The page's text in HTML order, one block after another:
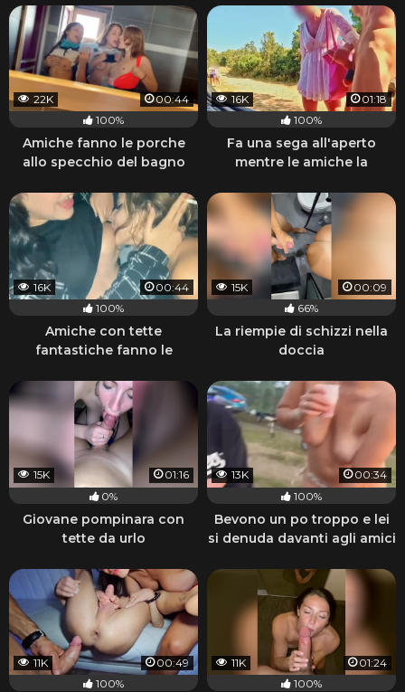
22K
00:44
100%
Amiche fanno le porche
allo specchio del bagno
16K
01:18
100%
Fa una sega all'aperto
mentre le amiche la
16K
00:44
100%
Amiche con tette
fantastiche fanno le
15K
00:09
66%
La riempie di schizzi nella
doccia
15K
01:16
0%
Giovane pompinara con
tette da urlo
13K
00:34
100%
Bevono un po troppo e lei
si denuda davanti agli amici
11K
00:49
100%
11K
01:24
100%